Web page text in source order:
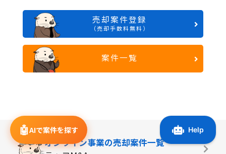
売却案件登録
（売却手数料無料）
案件一覧
🤖AIで案件を探す
オンライン事業の売却案件一覧